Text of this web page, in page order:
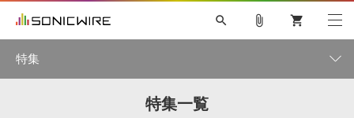
search
鏡音リン・レン V4X 巡音ルカ V4X
attach_file shopping_cart
特集
特集一覧